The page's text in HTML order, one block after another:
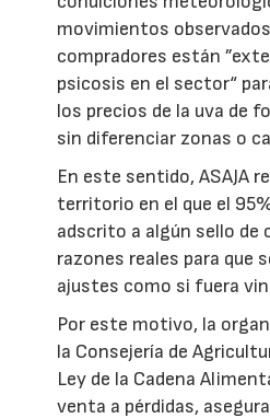
movimientos
compradores están
psicosis en el sector“
los precios de la uva de
sin diferenciar zonas o
En este sentido, ASAJA
territorio en el que el
adscrito a algún sello de
razones reales para que
ajustes como si fuera
Por este motivo, la
la Consejería de
Ley de la Cadena
venta a pérdidas,